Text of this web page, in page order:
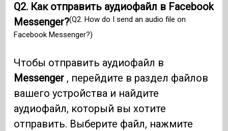
Q2. Как отправить аудиофайл в Facebook
Messenger?(Q2. How do I send an audio file on
Facebook Messenger?)
Чтобы отправить аудиофайл в
Messenger , перейдите в раздел файлов
вашего устройства и найдите
аудиофайл, который вы хотите
отправить. Выберите файл, нажмите